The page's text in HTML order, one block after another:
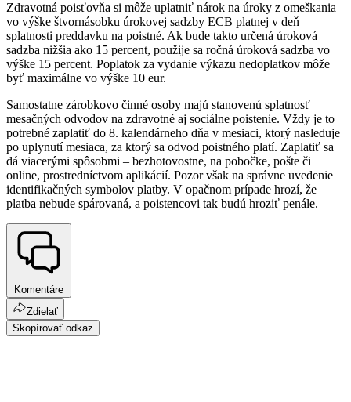
Zdravotná poisťovňa si môže uplatniť nárok na úroky z omeškania
vo výške štvornásobku úrokovej sadzby ECB platnej v deň
splatnosti preddavku na poistné. Ak bude takto určená úroková
sadzba nižšia ako 15 percent, použije sa ročná úroková sadzba vo
výške 15 percent. Poplatok za vydanie výkazu nedoplatkov môže
byť maximálne vo výške 10 eur.
Samostatne zárobkovo činné osoby majú stanovenú splatnosť
mesačných odvodov na zdravotné aj sociálne poistenie. Vždy je to
potrebné zaplatiť do 8. kalendárneho dňa v mesiaci, ktorý nasleduje
po uplynutí mesiaca, za ktorý sa odvod poistného platí. Zaplatiť sa
dá viacerými spôsobmi – bezhotovostne, na pobočke, pošte či
online, prostredníctvom aplikácií. Pozor však na správne uvedenie
identifikačných symbolov platby. V opačnom prípade hrozí, že
platba nebude spárovaná, a poistencovi tak budú hroziť penále.
Komentáre
Zdielať
Skopírovať odkaz